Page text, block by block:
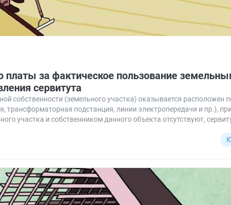
платы за фактическое пользование
сервитута
собственности (земельного участка) оказывается расположен
трансформаторная подстанция, линии электропередачи и пр.),
участка и собственником данного объекта отсутствуют,
аренды и сервитута либо иную компенсацию (например,